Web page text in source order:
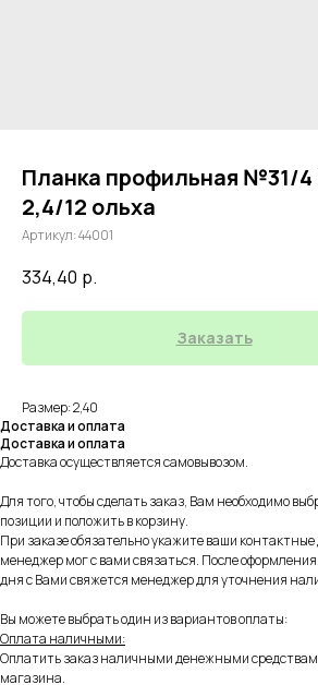
Планка профильная №31/
2,4/12 ольха
Артикул:44001
334,40 р.
Заказать
Размер: 2,40
Доставка и оплата
Доставка и оплата
Доставка осуществляется самовывозом.
Для того, чтобы сделать заказ, Вам необходимо
позиции и положить в корзину.
При заказе обязательно укажите ваши
менеджер мог с вами связаться. После оформления
дня с Вами свяжется менеджер для уточнения
Вы можете выбрать один из вариантов оплаты:
Оплата наличными:
Оплатить заказ наличными денежными
магазина.